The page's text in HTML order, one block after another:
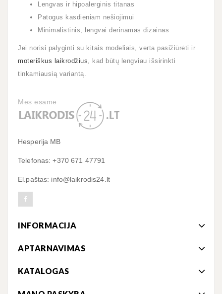
Lengvas ir hipoalerginis titanas
Patogus kasdieniam nešiojimui
Minimalistinis, lengvai derinamas dizainas
Jei norisi palyginti su kitais modeliais, verta pasižiūrėti ir
moteriškus laikrodžius, kad būtų lengviau išsirinkti
tinkamiausią variantą.
Mes esame
Hesperija MB
Telefonas: +370 671 47791
El.paštas: info@laikrodis24.lt
INFORMACIJA
APTARNAVIMAS
KATALOGAS